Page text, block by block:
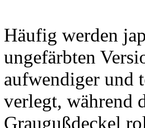
Häufig werden
ungefärbten
aufwendiger und
verlegt, während
Graugußdeckel